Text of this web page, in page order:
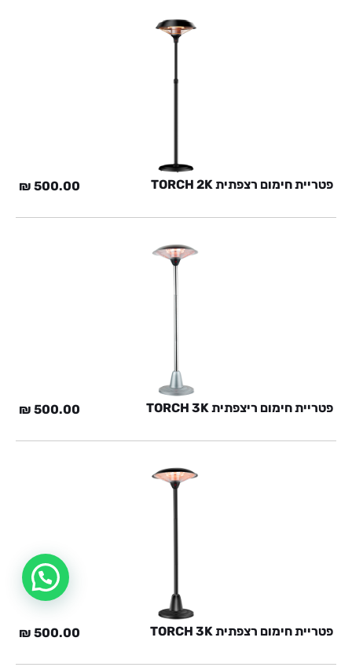
פטריית חימום רצפתית TORCH 2K 500.00
₪
פטריית חימום ריצפתית TORCH 3K 500.00
₪
פטריית חימום רצפתית TORCH 3K 500.00
₪